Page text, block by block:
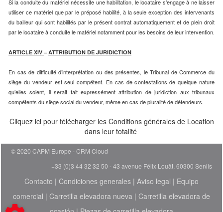
Si la conduite du matériel nécessite une habilitation, le locataire s’engage à ne laisser
utiliser ce matériel que par le préposé habilité, à la seule exception des intervenants
du bailleur qui sont habilités par le présent contrat automatiquement et de plein droit
par le locataire à conduite le matériel notamment pour les besoins de leur intervention.
ARTICLE XIV –ATTRIBUTION DE JURIDICTION
En cas de difficulté d’interprétation ou des présentes, le Tribunal de Commerce du
siège du vendeur est seul compétent. En cas de contestations de quelque nature
qu’elles soient, il serait fait expressément attribution de juridiction aux tribunaux
compétents du siège social du vendeur, même en cas de pluralité de défendeurs.
Cliquez ici pour télécharger les Conditions générales de Location
dans leur totalité
© 2020 CAPM Europe
CRM Cloud
+33 (0)3 44 32 32 50 - 43 avenue Félix Louât, 60300 Senlis
Contacto | Condiciones generales | Aviso legal | Equipo
comercial | Carretilla elevadora nueva | Carretilla elevadora de